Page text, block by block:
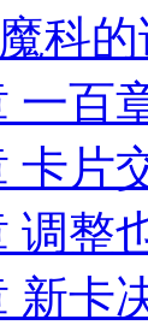
科
一百
卡片
调整
新卡